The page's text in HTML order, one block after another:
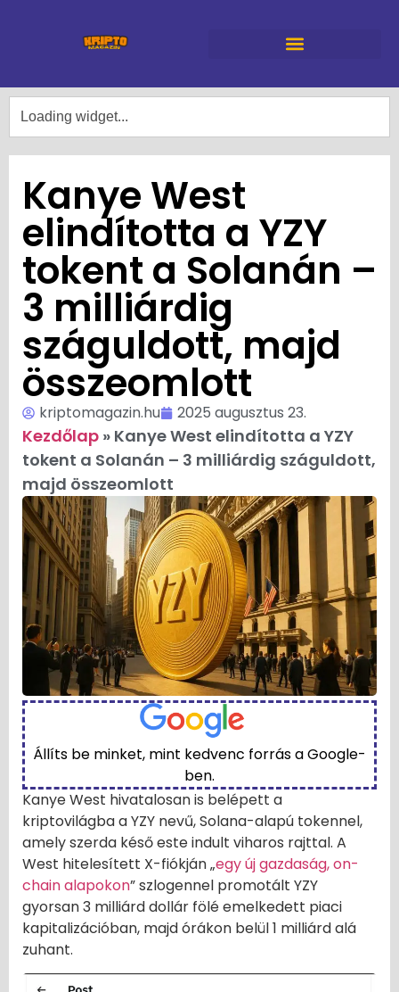
Kanye West
elindította a YZY
tokent a Solanán –
3 milliárdig
száguldott, majd
összeomlott
kriptomagazin.hu 2025 augusztus 23.
Kezdőlap » Kanye West elindította a YZY
tokent a Solanán – 3 milliárdig száguldott,
majd összeomlott
Állíts be minket, mint kedvenc forrás a Google-
ben.
Kanye West hivatalosan is belépett a
kriptovilágba a YZY nevű, Solana-alapú tokennel,
amely szerda késő este indult viharos rajttal. A
West hitelesített X-fiókján „egy új gazdaság, on-
chain alapokon” szlogennel promotált YZY
gyorsan 3 milliárd dollár fölé emelkedett piaci
kapitalizációban, majd órákon belül 1 milliárd alá
zuhant.